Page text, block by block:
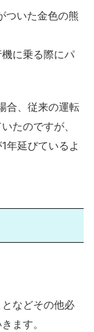
ついた金色の熊
に乗る際にパ
合、従来の運転
たのですが、
年延びているよ
などその他必
ます。